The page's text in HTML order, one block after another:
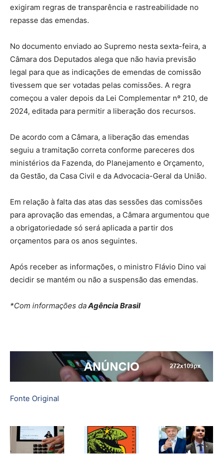
exigiram regras de transparência e rastreabilidade no
repasse das emendas.
No documento enviado ao Supremo nesta sexta-feira, a
Câmara dos Deputados alega que não havia previsão
legal para que as indicações de emendas de comissão
tivessem que ser votadas pelas comissões. A regra
começou a valer depois da Lei Complementar nº 210, de
2024, editada para permitir a liberação dos recursos.
De acordo com a Câmara, a liberação das emendas
seguiu a tramitação correta conforme pareceres dos
ministérios da Fazenda, do Planejamento e Orçamento,
da Gestão, da Casa Civil e da Advocacia-Geral da União.
Em relação à falta das atas das sessões das comissões
para aprovação das emendas, a Câmara argumentou que
a obrigatoriedade só será aplicada a partir dos
orçamentos para os anos seguintes.
Após receber as informações, o ministro Flávio Dino vai
decidir se mantém ou não a suspensão das emendas.
*Com informações daAgência Brasil
Fonte Original